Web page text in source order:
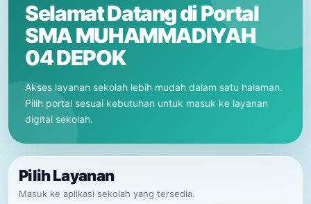
Selamat Datang di Portal
SMA MUHAMMADIYAH
04 DEPOK
Akses layanan sekolah lebih mudah dalam satu halaman.
Pilih portal sesuai kebutuhan untuk masuk ke layanan
digital sekolah.
Pilih Layanan
Masuk ke aplikasi sekolah yang tersedia.